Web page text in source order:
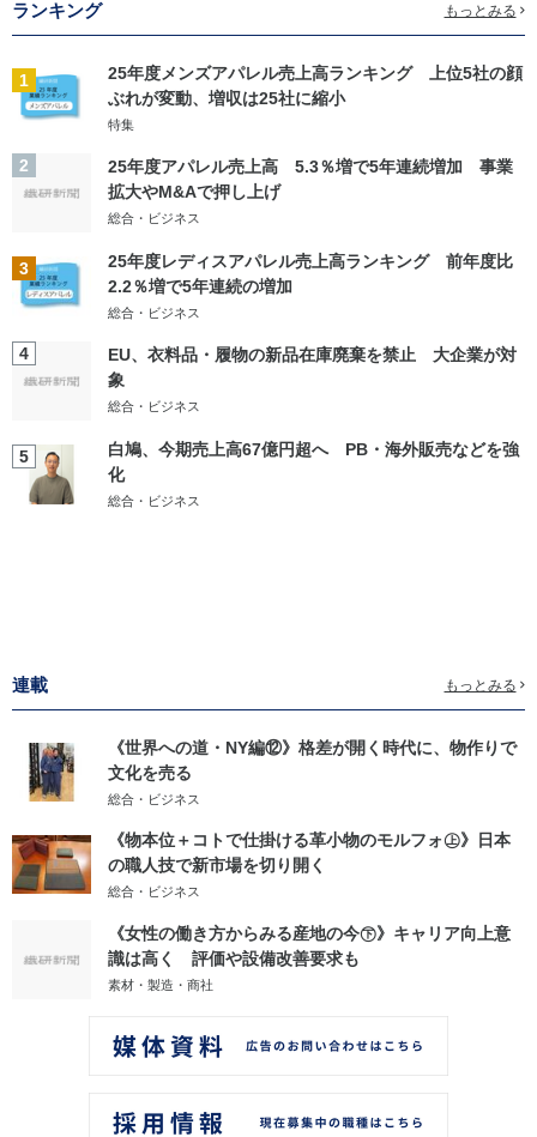
ランキング もっとみる
1
25年度メンズアパレル売上高ランキング 上位5社の顔
ぶれが変動、増収は25社に縮小
特集
2
25年度アパレル売上高 5.3％増で5年連続増加 事業
拡大やM&Aで押し上げ
総合・ビジネス
3
25年度レディスアパレル売上高ランキング 前年度比
2.2％増で5年連続の増加
総合・ビジネス
4
EU、衣料品・履物の新品在庫廃棄を禁止 大企業が対
象
総合・ビジネス
5
白鳩、今期売上高67億円超へ PB・海外販売などを強
化
総合・ビジネス
連載 もっとみる
《世界への道・NY編⑫》格差が開く時代に、物作りで
文化を売る
総合・ビジネス
《物本位＋コトで仕掛ける革小物のモルフォ㊤》日本
の職人技で新市場を切り開く
総合・ビジネス
《女性の働き方からみる産地の今㊦》キャリア向上意
識は高く 評価や設備改善要求も
素材・製造・商社